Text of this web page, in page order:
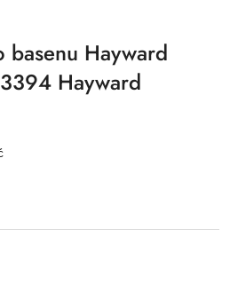
basenu Hayward
Hayward